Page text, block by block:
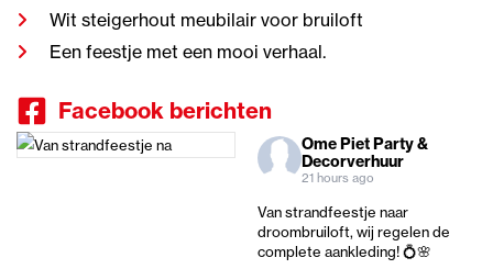
Wit steigerhout meubilair voor bruiloft
Een feestje met een mooi verhaal.
Facebook berichten
Ome Piet Party &
Decorverhuur
21 hours ago
Van strandfeestje naar
droombruiloft, wij regelen de
complete aankleding! 💍🌸